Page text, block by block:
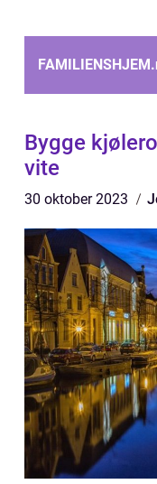
FAMILIENSHJEM.
Bygge
vite
30 oktober 2023